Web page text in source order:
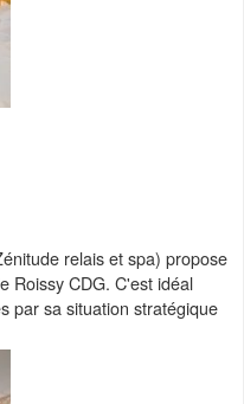
relais et spa) propose
Roissy CDG. C'est idéal
par sa situation stratégique